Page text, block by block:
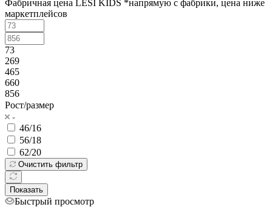
Фабричная цена LESI KIDS *напрямую с фабрики, цена ниже
маркетплейсов
73
269
465
660
856
Рост/размер
46/16
56/18
62/20
Очистить фильтр
Показать
Быстрый просмотр